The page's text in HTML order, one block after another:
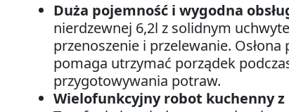
Duża pojemność i wygodna
nierdzewnej 6,2l z solidnym
przenoszenie i przelewanie.
pomaga utrzymać porządek
przygotowywania potraw.
Wielofunkcyjny robot kuchenny